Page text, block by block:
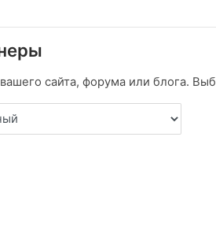
сайта, форума или блога.